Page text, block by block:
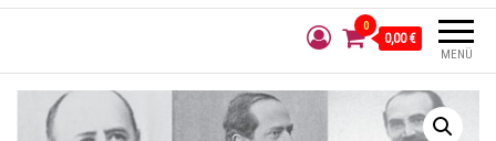
MENÜ
0
0,00 €